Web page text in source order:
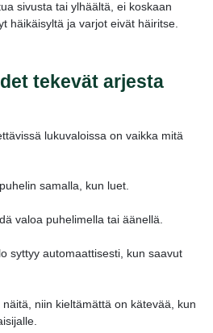
sivusta tai ylhäältä, ei koskaan
häikäisyltä ja varjot eivät häiritse.
tekevät arjesta
lukuvaloissa on vaikka mitä
samalla, kun luet.
valoa puhelimella tai äänellä.
syttyy automaattisesti, kun saavut
niin kieltämättä on kätevää, kun